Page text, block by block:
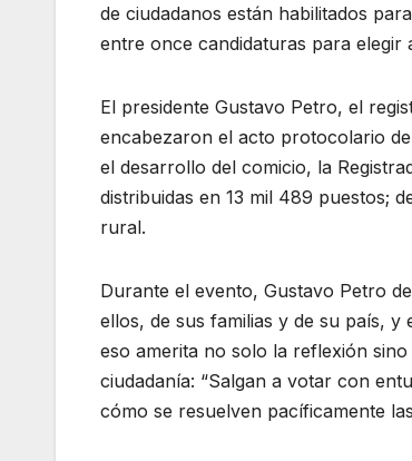
de ciudadanos están habilitados
entre once candidaturas para
El presidente Gustavo Petro, el
encabezaron el acto protocolario
el desarrollo del comicio, la
distribuidas en 13 mil 489 puestos;
rural.
Durante el evento, Gustavo Petro
ellos, de sus familias y de su país,
eso amerita no solo la reflexión
ciudadanía: “Salgan a votar con
cómo se resuelven pacíficamente